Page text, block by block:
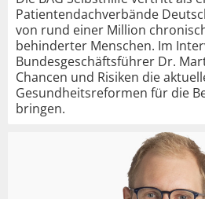
Patientendachverbände
von rund einer Million
behinderter Menschen. Im
Bundesgeschäftsführer Dr.
Chancen und Risiken die
Gesundheitsreformen für die
bringen.